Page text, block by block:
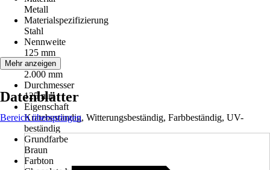
Metall
Materialspezifizierung
Stahl
Nennweite
125 mm
Länge
2.000 mm
Durchmesser
125 mm
Eigenschaft
Kratzbeständig, Witterungsbeständig, Farbbeständig, UV-
beständig
Grundfarbe
Braun
Farbton
Mehr anzeigen
Datenblätter
Bereich überspringen